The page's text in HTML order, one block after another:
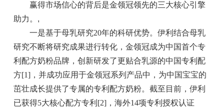
赢得市场信心的背后是金领冠领先的三大核心引擎
助力。 ,
一是基于母乳研究20年的科研优势。伊利结合母乳
研究不断将研究成果进行转化，金领冠成为中国首个专
利配方奶粉品牌，创新研发了更贴合乳源的中国专利配
方[1]，并成功应用于金领冠系列产品中，为中国宝宝的
茁壮成长提供了专属的专利配方奶粉。截至目前，伊利
已获得5大核心配方专利[2]，海外14项专利授权认证